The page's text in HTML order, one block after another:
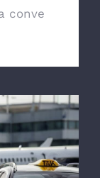
conve